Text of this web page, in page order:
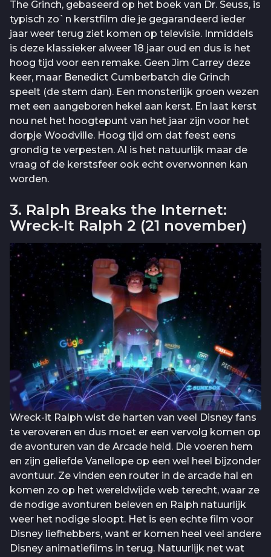
The Grinch, gebaseerd op het boek van Dr. Seuss, is
typisch zo`n kerstfilm die je gegarandeerd ieder
jaar weer terug ziet komen op televisie. Inmiddels
is deze klassieker alweer 18 jaar oud en dus is het
hoog tijd voor een remake. Geen Jim Carrey deze
keer, maar Benedict Cumberbatch die Grinch
speelt (de stem dan). Een monsterlijk groen wezen
met een aangeboren hekel aan kerst. En laat kerst
nou net het hoogtepunt van het jaar zijn voor het
dorpje Woodville. Hoog tijd om dat feest eens
grondig te verpesten. Al is het natuurlijk maar de
vraag of de kerstsfeer ook echt overwonnen kan
worden.
3. Ralph Breaks the Internet:
Wreck-It Ralph 2 (21 november)
Wreck-it Ralph wist de harten van veel Disney fans
te veroveren en dus moet er een vervolg komen op
de avonturen van de Arcade held. Die voeren hem
en zijn geliefde Vanellope op een wel heel bijzonder
avontuur. Ze vinden een router in de arcade hal en
komen zo op het wereldwijde web terecht, waar ze
de nodige avonturen beleven en Ralph natuurlijk
weer het nodige sloopt. Het is een echte film voor
Disney liefhebbers, want er komen heel veel andere
Disney animatiefilms in terug. Natuurlijk net wat